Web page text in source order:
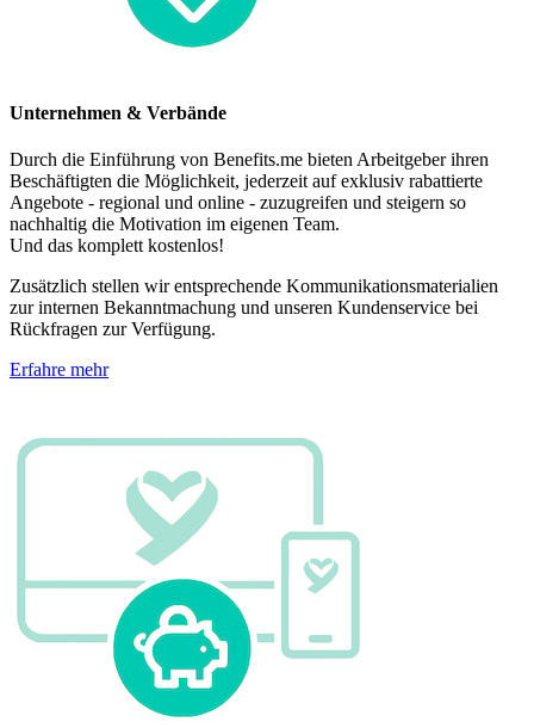
Unternehmen & Verbände
Durch die Einführung von Benefits.me bieten Arbeitgeber ihren
Beschäftigten die Möglichkeit, jederzeit auf exklusiv rabattierte
Angebote - regional und online - zuzugreifen und steigern so
nachhaltig die Motivation im eigenen Team.
Und das komplett kostenlos!
Zusätzlich stellen wir entsprechende Kommunikationsmaterialien
zur internen Bekanntmachung und unseren Kundenservice bei
Rückfragen zur Verfügung.
Erfahre mehr